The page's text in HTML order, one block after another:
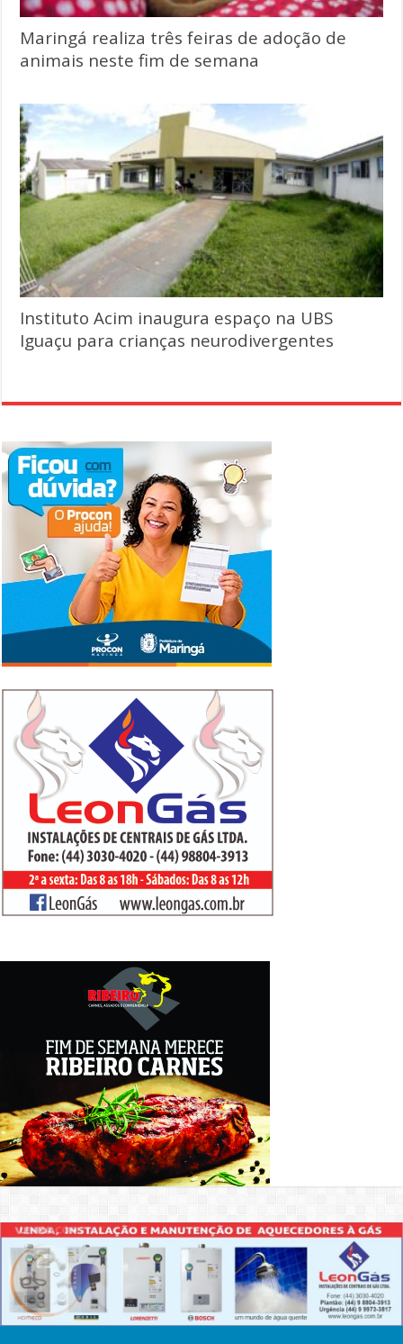
Maringá realiza três feiras de adoção de
animais neste fim de semana
Instituto Acim inaugura espaço na UBS
Iguaçu para crianças neurodivergentes